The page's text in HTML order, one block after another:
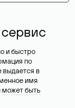
и быстро
по
выдается в
имя
может быть